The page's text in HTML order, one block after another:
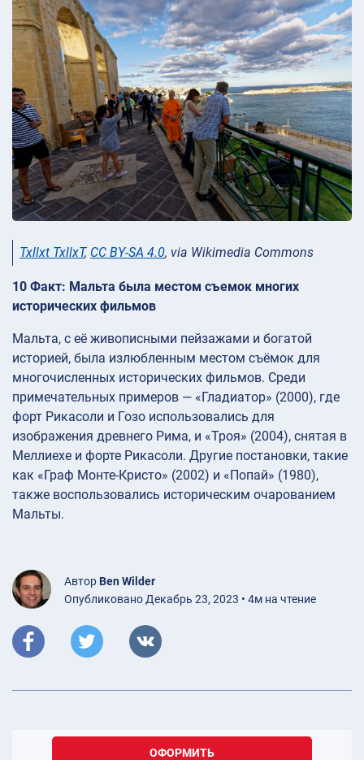
Txllxt TxllxT, CC BY-SA 4.0, via Wikimedia Commons
10 Факт: Мальта была местом съемок многих
исторических фильмов
Мальта, с её живописными пейзажами и богатой
историей, была излюбленным местом съёмок для
многочисленных исторических фильмов. Среди
примечательных примеров — «Гладиатор» (2000), где
форт Рикасоли и Гозо использовались для
изображения древнего Рима, и «Троя» (2004), снятая в
Меллиехе и форте Рикасоли. Другие постановки, такие
как «Граф Монте-Кристо» (2002) и «Попай» (1980),
также воспользовались историческим очарованием
Мальты.
Автор Ben Wilder
Опубликовано Декабрь 23, 2023 • 4м на чтение
ОФОРМИТЬ